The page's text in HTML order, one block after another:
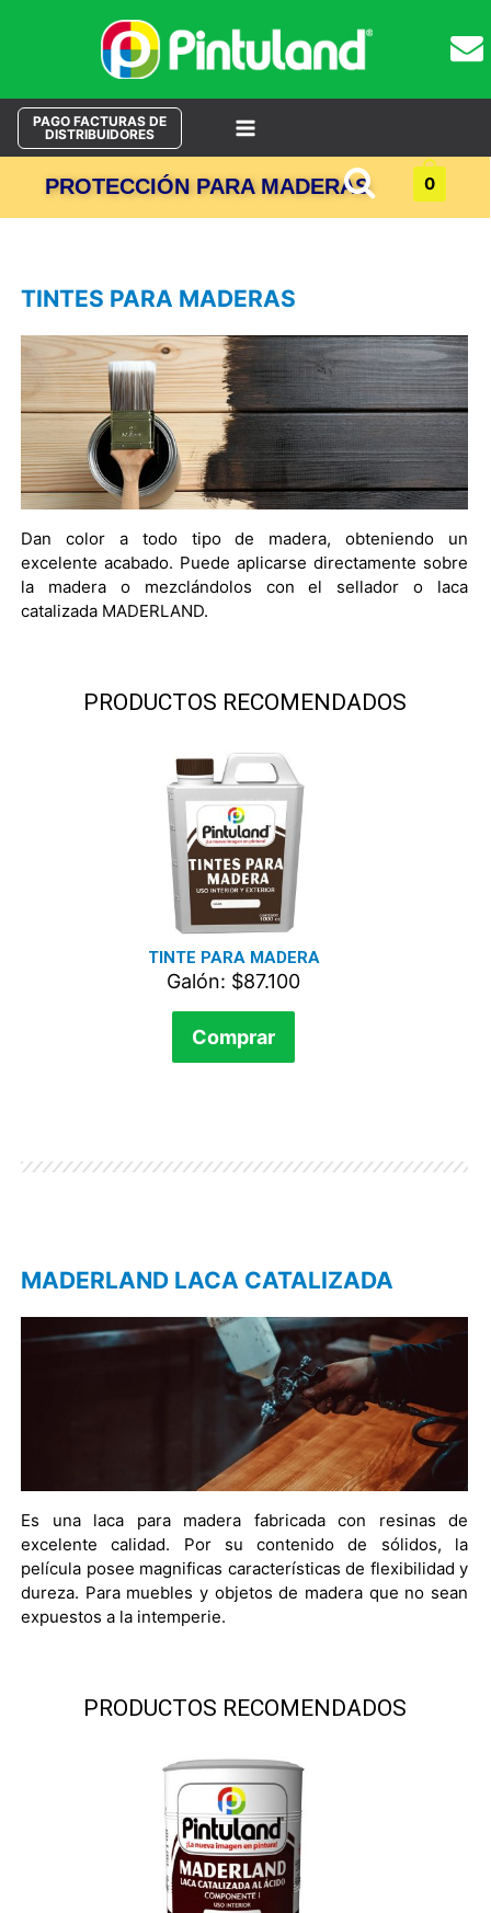
PAGO FACTURAS DE
DISTRIBUIDORES
Menu
Buscar
0
PROTECCIÓN PARA MADERAS
TINTES PARA MADERAS
Dan color a todo tipo de madera, obteniendo un
excelente acabado. Puede aplicarse directamente sobre
la madera o mezclándolos con el sellador o laca
catalizada MADERLAND.
PRODUCTOS RECOMENDADOS
TINTE PARA MADERA
Galón: $87.100
Comprar
MADERLAND LACA CATALIZADA
Es una laca para madera fabricada con resinas de
excelente calidad. Por su contenido de sólidos, la
película posee magnificas características de flexibilidad y
dureza. Para muebles y objetos de madera que no sean
expuestos a la intemperie.
PRODUCTOS RECOMENDADOS